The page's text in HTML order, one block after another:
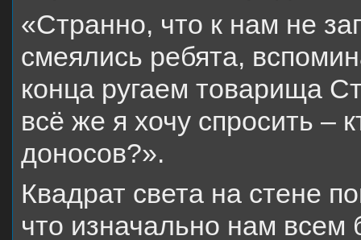
«Странно, что к нам не
смеялись ребята,
конца ругаем товарища
всё же я хочу спросить –
доносов?».
Квадрат света на стене
что изначально нам